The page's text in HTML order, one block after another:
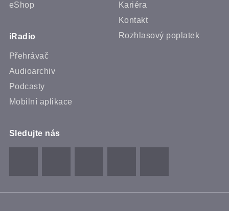
eShop
iRadio
Přehrávač
Audioarchiv
Podcasty
Mobilní aplikace
Kariéra
Kontakt
Rozhlasový poplatek
Sledujte nás